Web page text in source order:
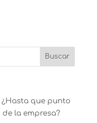
que punto
la empresa?